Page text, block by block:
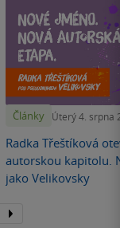
Články Úterý 4. srpna
Radka Třeštíková
autorskou kapitolu.
jako Velikovsky